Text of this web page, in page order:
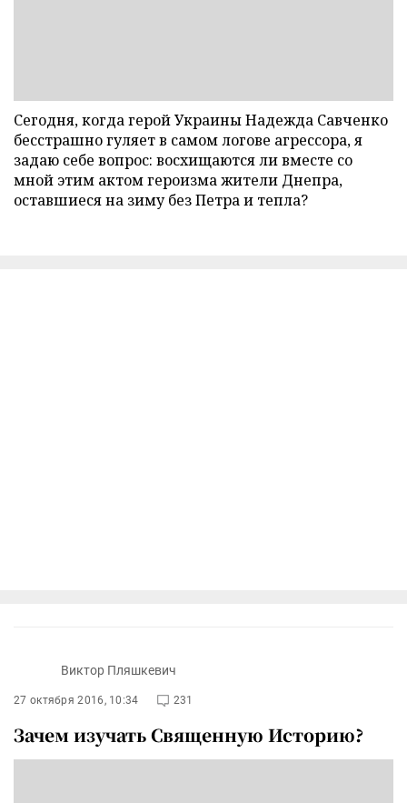
Сегодня, когда герой Украины Надежда Савченко
бесстрашно гуляет в самом логове агрессора, я
задаю себе вопрос: восхищаются ли вместе со
мной этим актом героизма жители Днепра,
оставшиеся на зиму без Петра и тепла?
Виктор Пляшкевич
27 октября 2016, 10:34 231
Зачем изучать Священную Историю?